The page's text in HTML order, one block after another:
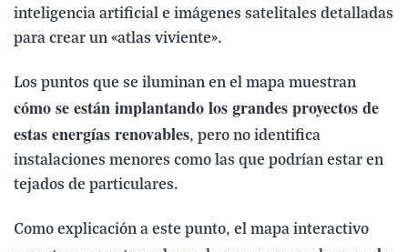
inteligencia artificial e imágenes satelitales detalladas
para crear un «atlas viviente».
Los puntos que se iluminan en el mapa muestran
cómo se están implantando los grandes proyectos de
estas energías renovables, pero no identifica
instalaciones menores como las que podrían estar en
tejados de particulares.
Como explicación a este punto, el mapa interactivo